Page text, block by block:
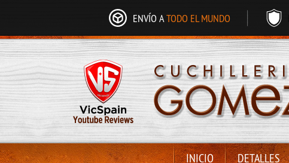
ENVÍO ATODO EL MUNDO
INICIO DETALLES